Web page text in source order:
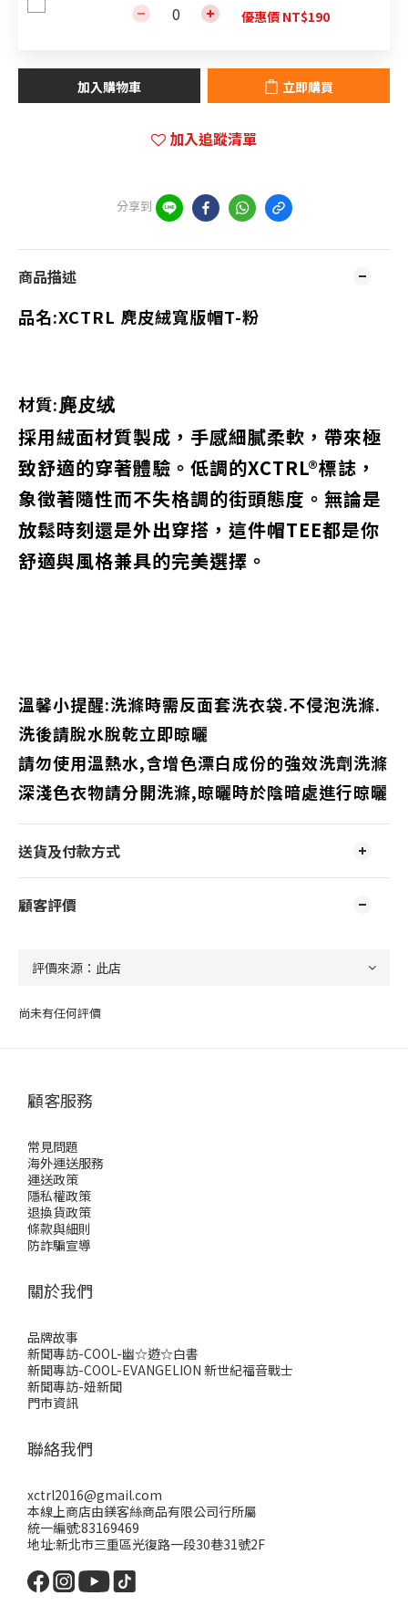
優惠價 NT$190
加入購物車 立即購買
加入追蹤清單
分享到
商品描述
品名:XCTRL 麂皮絨寬版帽T-粉
材質: 麂皮绒
採用絨面材質製成，手感細膩柔軟，帶來極
致舒適的穿著體驗。低調的XCTRL®標誌，
象徵著隨性而不失格調的街頭態度。無論是
放鬆時刻還是外出穿搭，這件帽TEE都是你
舒適與風格兼具的完美選擇。
溫馨小提醒:洗滌時需反面套洗衣袋.不侵泡洗滌.
洗後請脫水脫乾立即晾曬
請勿使用溫熱水,含增色漂白成份的強效洗劑洗滌
深淺色衣物請分開洗滌,晾曬時於陰暗處進行晾曬
送貨及付款方式
顧客評價
尚未有任何評價
顧客服務
常見問題
海外運送服務
運送政策
隱私權政策
退換貨政策
條款與細則
防詐騙宣導
關於我們
品牌故事
新聞專訪-COOL-幽☆遊☆白書
新聞專訪-COOL-EVANGELION 新世紀福音戰士
新聞專訪-妞新聞
門市資訊
聯絡我們
xctrl2016@gmail.com
本線上商店由鎂客絲商品有限公司行所屬
統一編號:83169469
地址:新北市三重區光復路一段30巷31號2F